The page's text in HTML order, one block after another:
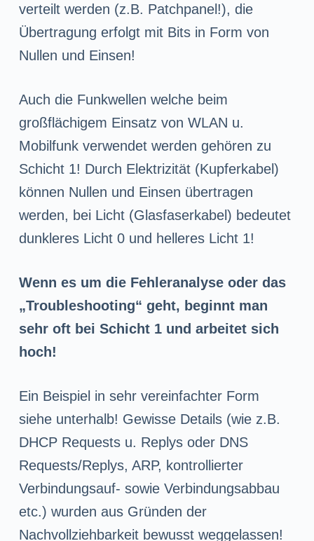
verteilt werden (z.B. Patchpanel!), die
Übertragung erfolgt mit Bits in Form von
Nullen und Einsen!
Auch die Funkwellen welche beim
großflächigem Einsatz von WLAN u.
Mobilfunk verwendet werden gehören zu
Schicht 1! Durch Elektrizität (Kupferkabel)
können Nullen und Einsen übertragen
werden, bei Licht (Glasfaserkabel) bedeutet
dunkleres Licht 0 und helleres Licht 1!
Wenn es um die Fehleranalyse oder das
„Troubleshooting“ geht, beginnt man
sehr oft bei Schicht 1 und arbeitet sich
hoch!
Ein Beispiel in sehr vereinfachter Form
siehe unterhalb! Gewisse Details (wie z.B.
DHCP Requests u. Replys oder DNS
Requests/Replys, ARP, kontrollierter
Verbindungsauf- sowie Verbindungsabbau
etc.) wurden aus Gründen der
Nachvollziehbarkeit bewusst weggelassen!